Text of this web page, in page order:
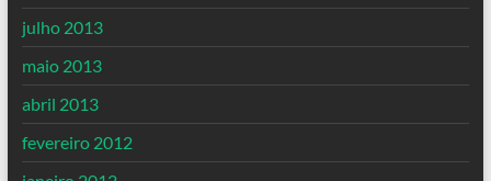
julho 2013
maio 2013
abril 2013
fevereiro 2012